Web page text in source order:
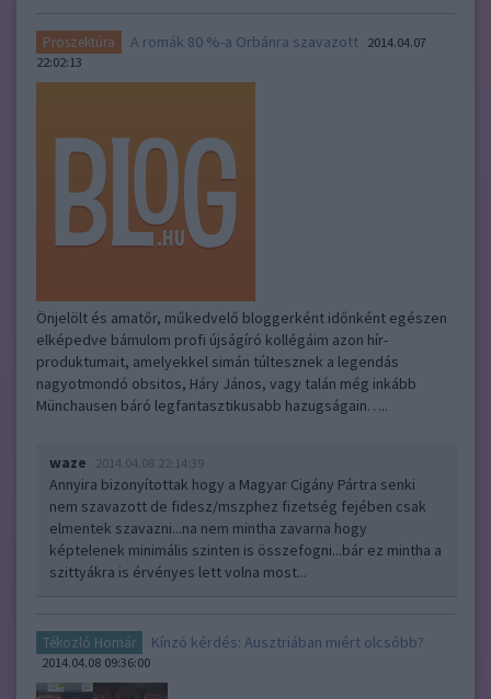
Proszektúra A romák 80 %-a Orbánra szavazott 2014.04.07
22:02:13
Önjelölt és amatőr, műkedvelő bloggerként időnként egészen
elképedve bámulom profi újságíró kollégáim azon hír-
produktumait, amelyekkel simán túltesznek a legendás
nagyotmondó obsitos, Háry János, vagy talán még inkább
Münchausen báró legfantasztikusabb hazugságain…..
waze 2014.04.08 22:14:39
Annyira bizonyítottak hogy a Magyar Cigány Pártra senki
nem szavazott de fidesz/mszphez fizetség fejében csak
elmentek szavazni...na nem mintha zavarna hogy
képtelenek minimális szinten is összefogni...bár ez mintha a
szittyákra is érvényes lett volna most...
Tékozló Homár Kínzó kérdés: Ausztriában miért olcsóbb?
2014.04.08 09:36:00